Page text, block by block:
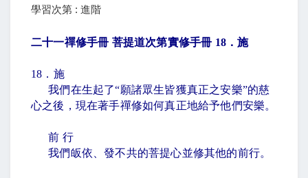
學習次第 : 進階
二十一禪修手冊 菩提道次第實修手冊 18 ．施
18 ．施
我們在生起了“願諸眾生皆獲真正之安樂”的慈
心之後，現在著手禪修如何真正地給予他們安樂。
前 行
我們皈依、發不共的菩提心並修其他的前行。